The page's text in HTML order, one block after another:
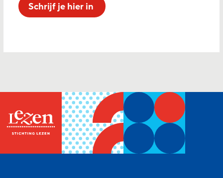
Schrijf je hier in